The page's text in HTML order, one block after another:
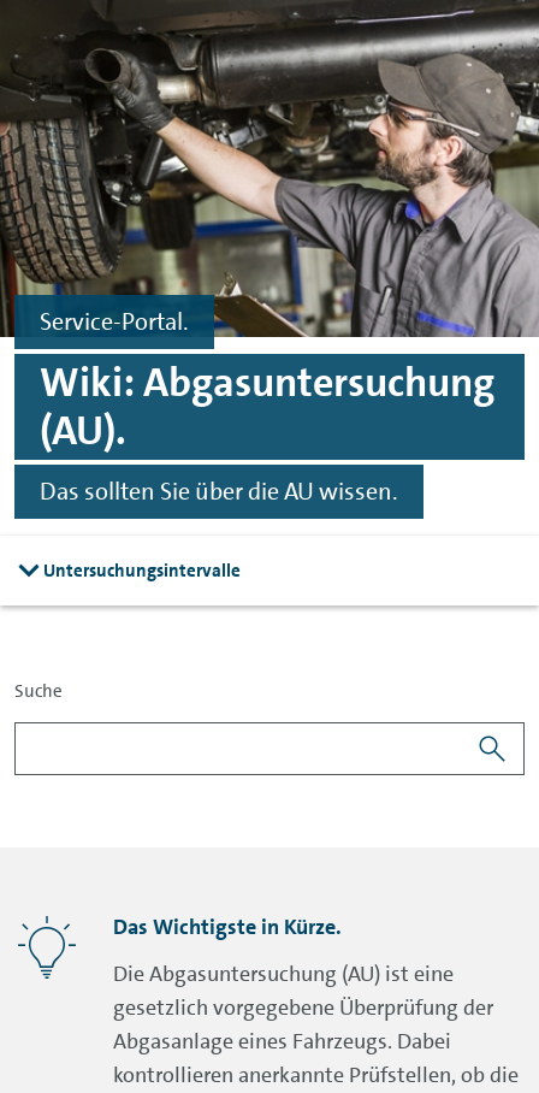
Zum Hauptinhalt springen
Zur Fußzeile springen
Service-Portal.
Wiki: Abgasuntersuchung
(AU).
Das sollten Sie über die AU wissen.
Untersuchungsintervalle
Suche
Das Wichtigste in Kürze.
Die Abgasuntersuchung (AU) ist eine
gesetzlich vorgegebene Überprüfung der
Abgasanlage eines Fahrzeugs. Dabei
kontrollieren anerkannte Prüfstellen, ob die